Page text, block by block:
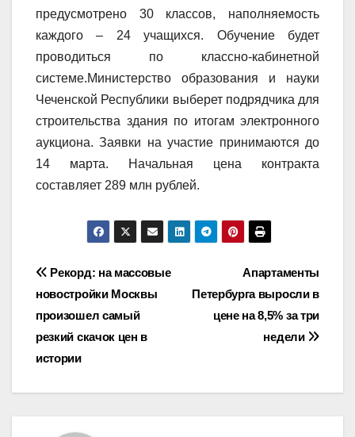
предусмотрено 30 классов, наполняемость
каждого – 24 учащихся. Обучение будет
проводиться по классно-кабинетной
системе.Министерство образования и науки
Чеченской Республики выберет подрядчика для
строительства здания по итогам электронного
аукциона. Заявки на участие принимаются до
14 марта. Начальная цена контракта
составляет 289 млн рублей.
Навигация
по
записям
Апартаменты
Петербурга выросли в
цене на 8,5% за три
недели
Рекорд: на массовые
новостройки Москвы
произошел самый
резкий скачок цен в
истории